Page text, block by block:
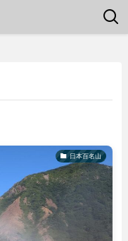
日本百名山